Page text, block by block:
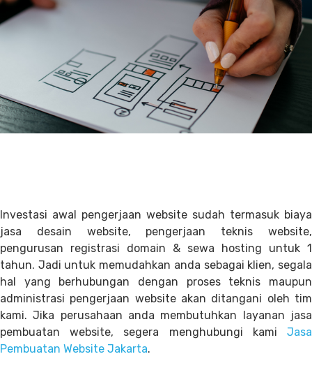
Investasi awal pengerjaan website sudah termasuk biaya
jasa desain website, pengerjaan teknis website,
pengurusan registrasi domain & sewa hosting untuk 1
tahun. Jadi untuk memudahkan anda sebagai klien, segala
hal yang berhubungan dengan proses teknis maupun
administrasi pengerjaan website akan ditangani oleh tim
kami. Jika perusahaan anda membutuhkan layanan jasa
pembuatan website, segera menghubungi kami Jasa
Pembuatan Website Jakarta.